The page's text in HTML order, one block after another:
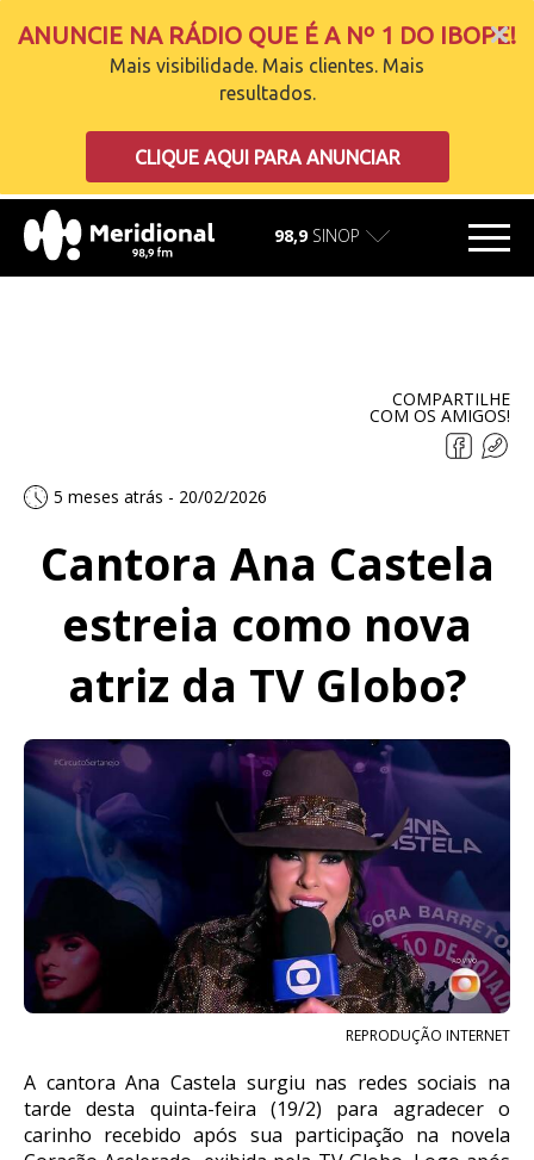
ANUNCIE NA RÁDIO QUE É A Nº 1 DO IBOPE!
Mais visibilidade. Mais clientes. Mais
resultados.
CLIQUE AQUI PARA ANUNCIAR
98,9 SINOP
COMPARTILHE
COM OS AMIGOS!
5 meses atrás - 20/02/2026
Cantora Ana Castela
estreia como nova
atriz da TV Globo?
REPRODUÇÃO INTERNET
A cantora Ana Castela surgiu nas redes sociais na
tarde desta quinta-feira (19/2) para agradecer o
carinho recebido após sua participação na novela